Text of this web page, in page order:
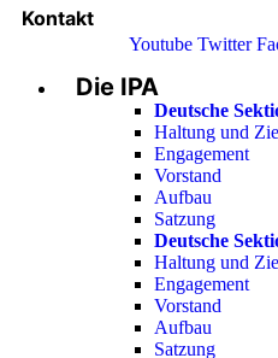
Kontakt
Youtube Twitter
Die IPA
Deutsche
Haltung und
Engagement
Vorstand
Aufbau
Satzung
Deutsche
Haltung und
Engagement
Vorstand
Aufbau
Satzung